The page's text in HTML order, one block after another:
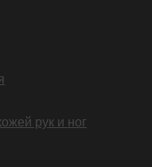
рук и ног